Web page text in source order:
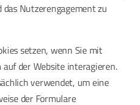
Nutzerengagement zu
setzen, wenn Sie mit
auf der Website interagieren.
verwendet, um eine
der Formulare